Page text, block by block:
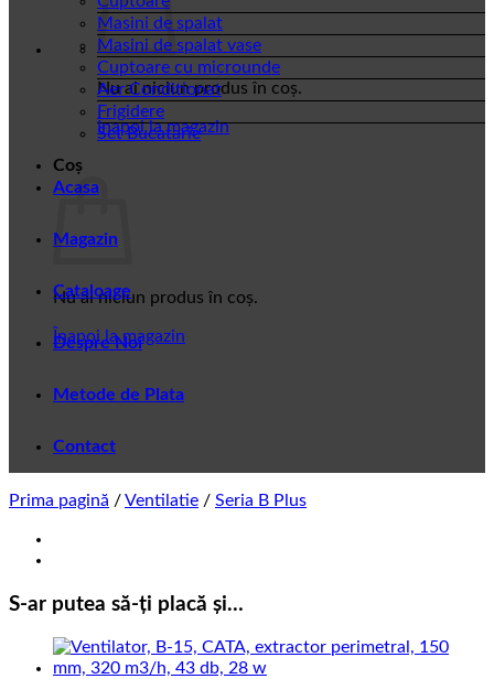
Nu ai niciun produs în coș.
Înapoi la magazin
Coș
Nu ai niciun produs în coș.
Înapoi la magazin
Masini de spalat
Masini de spalat vase
Cuptoare cu microunde
Aer Conditionat
Frigidere
Set Bucatarie
Acasa
Magazin
Cataloage
Despre Noi
Metode de Plata
Contact
Prima pagină /Ventilatie / Seria B Plus
S-ar putea să-ți placă și…